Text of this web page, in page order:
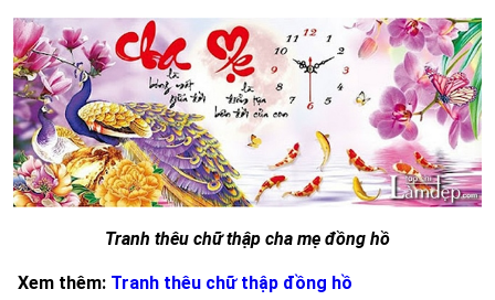
Tranh thêu chữ thập cha mẹ đồng hồ
Xem thêm: Tranh thêu chữ thập đồng hồ